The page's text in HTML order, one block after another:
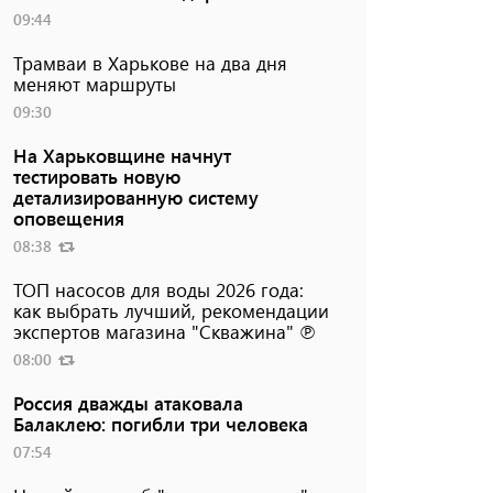
09:44
Трамваи в Харькове на два дня
меняют маршруты
09:30
На Харьковщине начнут
тестировать новую
детализированную систему
оповещения
08:38
ТОП насосов для воды 2026 года:
как выбрать лучший, рекомендации
экспертов магазина "Скважина" ℗
08:00
Россия дважды атаковала
Балаклею: погибли три человека
07:54